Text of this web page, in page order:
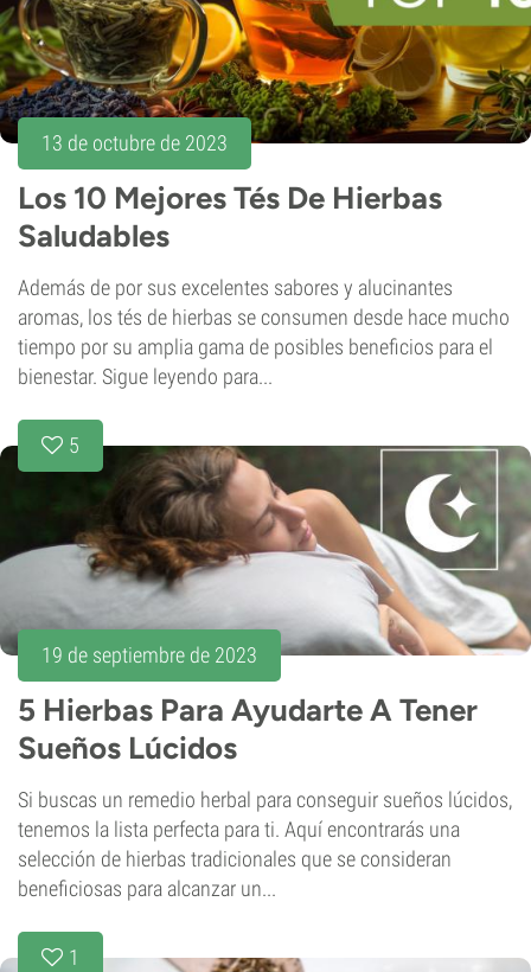
13 de octubre de 2023
Los 10 Mejores Tés De Hierbas
Saludables
Además de por sus excelentes sabores y alucinantes
aromas, los tés de hierbas se consumen desde hace mucho
tiempo por su amplia gama de posibles beneficios para el
bienestar. Sigue leyendo para...
5
19 de septiembre de 2023
5 Hierbas Para Ayudarte A Tener
Sueños Lúcidos
Si buscas un remedio herbal para conseguir sueños lúcidos,
tenemos la lista perfecta para ti. Aquí encontrarás una
selección de hierbas tradicionales que se consideran
beneficiosas para alcanzar un...
1